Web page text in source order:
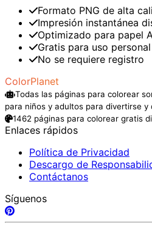
Formato PNG de alta
Impresión instantánea
Optimizado para papel
Gratis para uso personal
No se requiere registro
ColorPlanet
Todas las páginas para colorear
para niños y adultos para divertirse y
1462 páginas para colorear gratis
Enlaces rápidos
Política de Privacidad
Descargo de
Contáctanos
Síguenos